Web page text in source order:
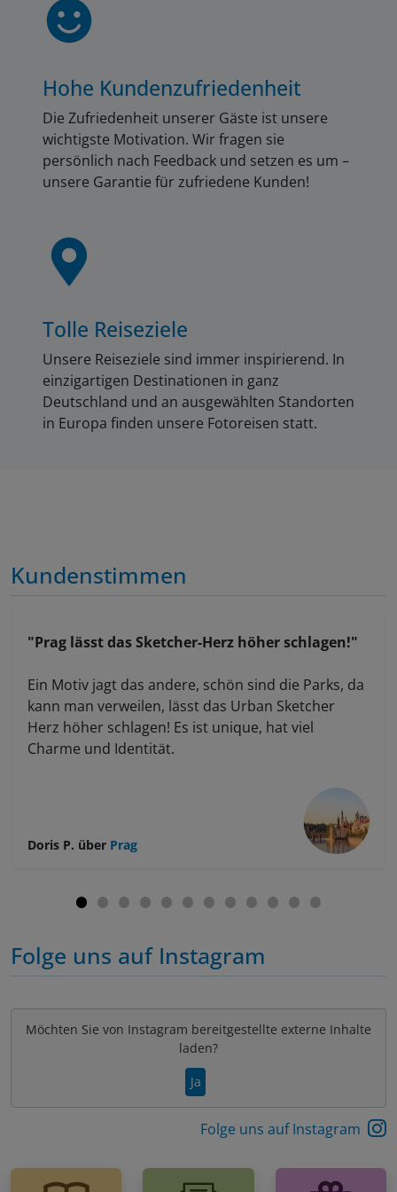
einen kurzen Fußweg entfernt. Nur ein paar
Autominuten von der Akademie entfernt gibt es
Fremdenzimmer für jeden Geldbeutel, in
Kempten finden Sie auch größere Hotels.
eine Liste mit Unterkünften in Betzigau und
Umgebung.
Hohe Kundenzufriedenheit
Die Zufriedenheit unserer Gäste ist unsere
wichtigste Motivation. Wir fragen sie
persönlich nach Feedback und setzen es um –
unsere Garantie für zufriedene Kunden!
Tolle Reiseziele
Unsere Reiseziele sind immer inspirierend. In
einzigartigen Destinationen in ganz
Deutschland und an ausgewählten Standorten
in Europa finden unsere Fotoreisen statt.
Kundenstimmen
"Prag lässt das Sketcher-Herz höher schlagen!"
Ein Motiv jagt das andere, schön sind die Parks, da
kann man verweilen, lässt das Urban Sketcher
Herz höher schlagen! Es ist unique, hat viel
Charme und Identität.
Doris P. über Prag
Folge uns auf Instagram
Möchten Sie von Instagram bereitgestellte externe Inhalte
laden?
Ja
Folge uns auf Instagram